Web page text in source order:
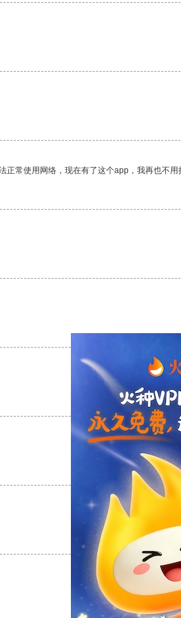
常使用网络，现在有了这个app，我再也不用